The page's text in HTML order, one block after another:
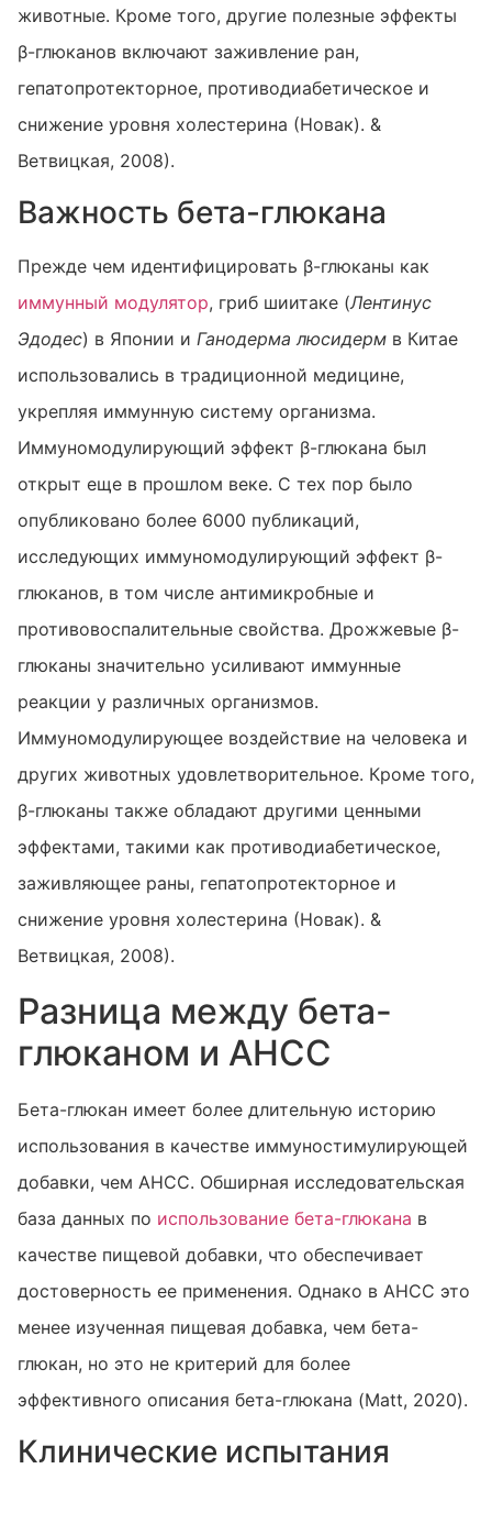
животные. Кроме того, другие полезные эффекты
β-глюканов включают заживление ран,
гепатопротекторное, противодиабетическое и
снижение уровня холестерина (Новак). &
Ветвицкая, 2008).
Важность бета-глюкана
Прежде чем идентифицировать β-глюканы как
иммунный модулятор, гриб шиитаке (Лентинус
Эдодес) в Японии и Ганодерма люсидерм в Китае
использовались в традиционной медицине,
укрепляя иммунную систему организма.
Иммуномодулирующий эффект β-глюкана был
открыт еще в прошлом веке. С тех пор было
опубликовано более 6000 публикаций,
исследующих иммуномодулирующий эффект β-
глюканов, в том числе антимикробные и
противовоспалительные свойства. Дрожжевые β-
глюканы значительно усиливают иммунные
реакции у различных организмов.
Иммуномодулирующее воздействие на человека и
других животных удовлетворительное. Кроме того,
β-глюканы также обладают другими ценными
эффектами, такими как противодиабетическое,
заживляющее раны, гепатопротекторное и
снижение уровня холестерина (Новак). &
Ветвицкая, 2008).
Разница между бета-
глюканом и AHCC
Бета-глюкан имеет более длительную историю
использования в качестве иммуностимулирующей
добавки, чем AHCC. Обширная исследовательская
база данных по использование бета-глюкана в
качестве пищевой добавки, что обеспечивает
достоверность ее применения. Однако в AHCC это
менее изученная пищевая добавка, чем бета-
глюкан, но это не критерий для более
эффективного описания бета-глюкана (Matt, 2020).
Клинические испытания